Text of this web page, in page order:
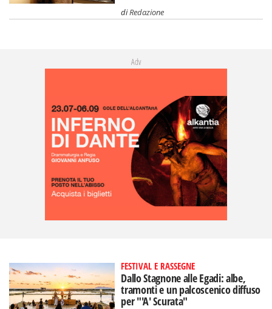
diRedazione
Adv
FESTIVAL E RASSEGNE
Dallo Stagnone alle Egadi: albe,
tramonti e un palcoscenico diffuso
per "'A' Scurata"